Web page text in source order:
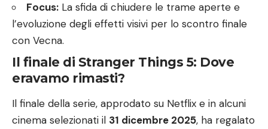
Focus: La sfida di chiudere le trame aperte e
l’evoluzione degli effetti visivi per lo scontro finale
con Vecna.
Il finale di Stranger Things 5: Dove
eravamo rimasti?
Il finale della serie, approdato su Netflix e in alcuni
cinema selezionati il 31 dicembre 2025, ha regalato